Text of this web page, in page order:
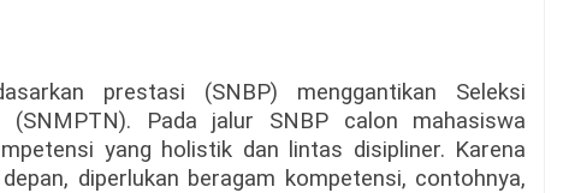
prestasi (SNBP) menggantikan Seleksi
Pada jalur SNBP calon mahasiswa
yang holistik dan lintas disipliner. Karena
diperlukan beragam kompetensi, contohnya,